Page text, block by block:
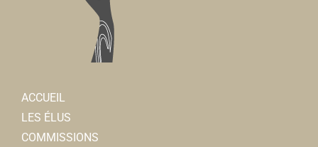
ACCUEIL
LES ÉLUS
COMMISSIONS